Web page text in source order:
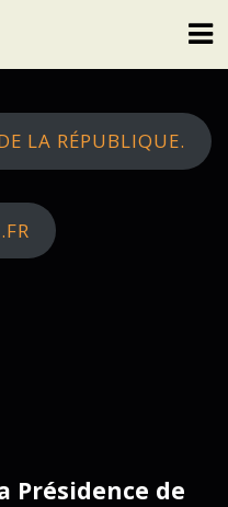
LA RÉPUBLIQUE.
Présidence de